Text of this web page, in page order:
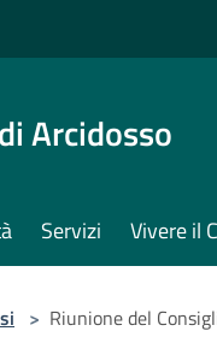
Arcidosso
Servizi Vivere il
> Riunione del